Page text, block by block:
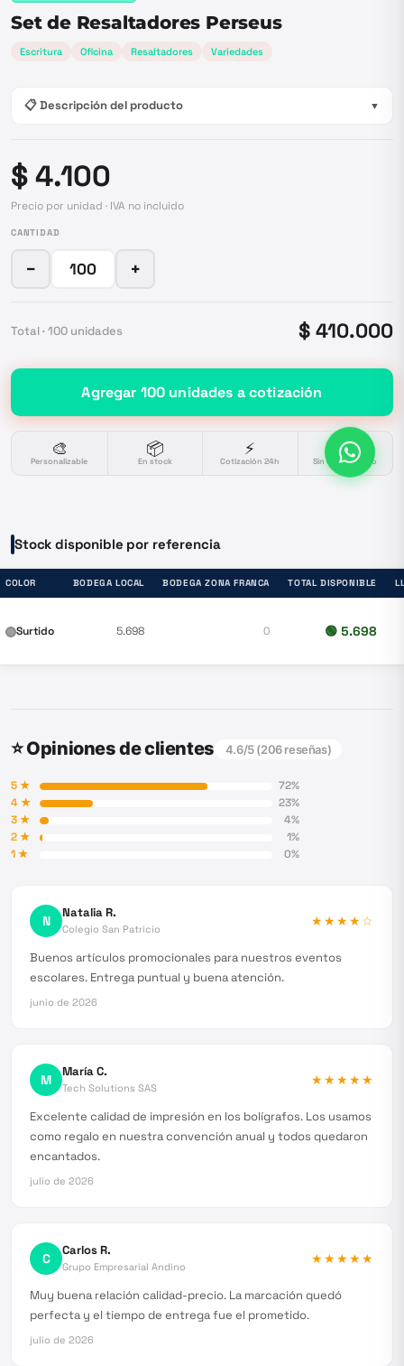
Set de Resaltadores Perseus
Escritura Oficina Resaltadores Variedades
📋 Descripción del producto ▼
$ 4.100
Precio por unidad · IVA no incluido
CANTIDAD
− +
Total · 100 unidades $ 410.000
Agregar 100 unidades a cotización
🎨
Personalizable
📦
En stock
⚡
Cotización 24h
🔒
Sin compromiso
Stock disponible por referencia
COLOR BODEGA LOCAL BODEGA ZONA FRANCA TOTAL DISPONIBLE
Surtido 5.698 0 🟢 5.698
⭐ Opiniones de clientes 4.6/5 (206reseñas)
5★ 72%
4★ 23%
3★ 4%
2★ 1%
1★ 0%
N Natalia R.
Colegio San Patricio
★★★★☆
Buenos artículos promocionales para nuestros eventos
escolares. Entrega puntual y buena atención.
junio de 2026
M María C.
Tech Solutions SAS
★★★★★
Excelente calidad de impresión en los bolígrafos. Los usamos
como regalo en nuestra convención anual y todos quedaron
encantados.
julio de 2026
C Carlos R.
Grupo Empresarial Andino
★★★★★
Muy buena relación calidad-precio. La marcación quedó
perfecta y el tiempo de entrega fue el prometido.
julio de 2026